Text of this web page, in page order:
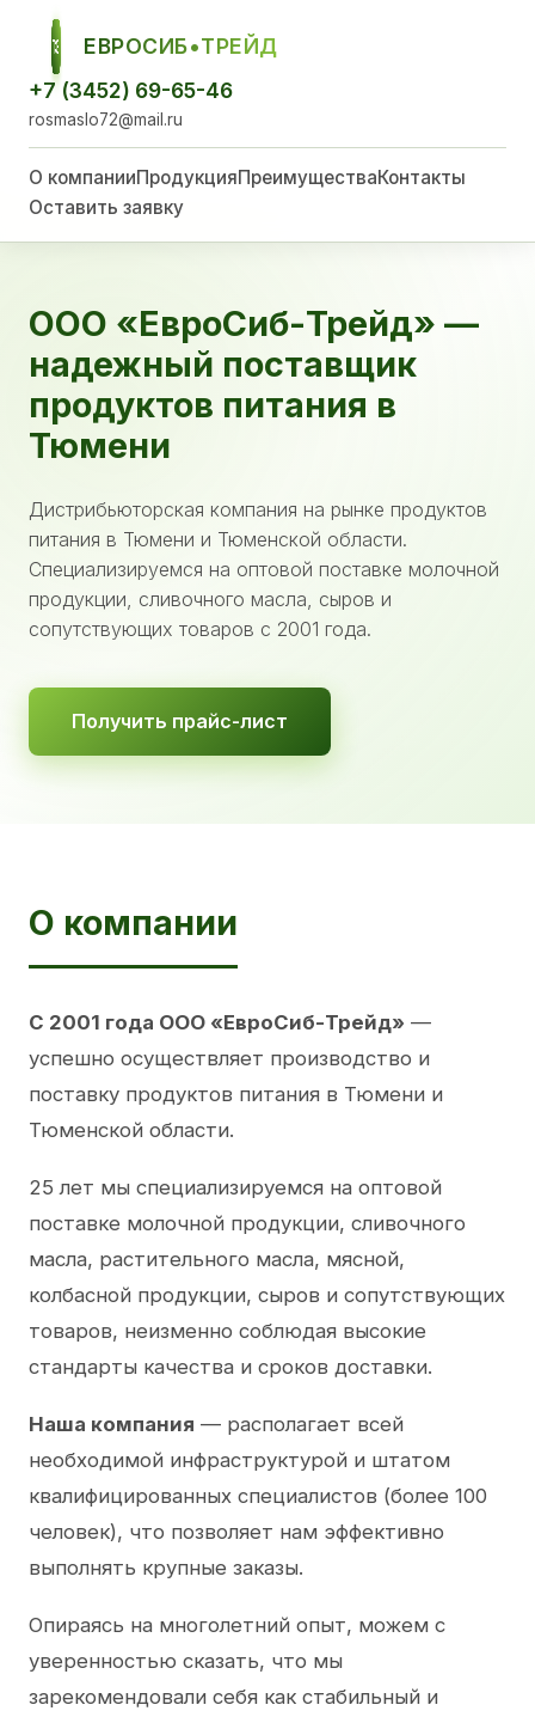
ЕСТ
ЕВРОСИБ•ТРЕЙД
+7 (3452) 69-65-46
rosmaslo72@mail.ru
О компанииПродукцияПреимуществаКонтакты
Оставить заявку
ООО «ЕвроСиб-Трейд» —
надежный поставщик
продуктов питания в
Тюмени
Дистрибьюторская компания на рынке продуктов
питания в Тюмени и Тюменской области.
Специализируемся на оптовой поставке молочной
продукции, сливочного масла, сыров и
сопутствующих товаров с 2001 года.
Получить прайс-лист
О компании
С 2001 года ООО «ЕвроСиб-Трейд» —
успешно осуществляет производство и
поставку продуктов питания в Тюмени и
Тюменской области.
25 лет мы специализируемся на оптовой
поставке молочной продукции, сливочного
масла, растительного масла, мясной,
колбасной продукции, сыров и сопутствующих
товаров, неизменно соблюдая высокие
стандарты качества и сроков доставки.
Наша компания — располагает всей
необходимой инфраструктурой и штатом
квалифицированных специалистов (более 100
человек), что позволяет нам эффективно
выполнять крупные заказы.
Опираясь на многолетний опыт, можем с
уверенностью сказать, что мы
зарекомендовали себя как стабильный и